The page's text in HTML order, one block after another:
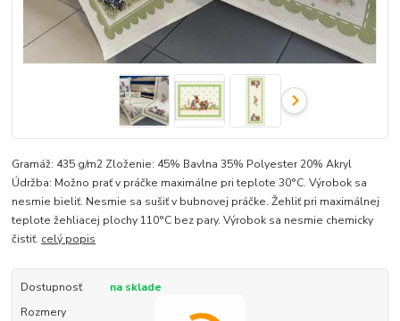
Gramáž: 435 g/m2 Zloženie: 45% Bavlna 35% Polyester 20% Akryl
Údržba: Možno prať v práčke maximálne pri teplote 30°C. Výrobok sa
nesmie bieliť. Nesmie sa sušiť v bubnovej práčke. Žehliť pri maximálnej
teplote žehliacej plochy 110°C bez pary. Výrobok sa nesmie chemicky
čistiť. celý popis
Dostupnosť
na sklade
Rozmery